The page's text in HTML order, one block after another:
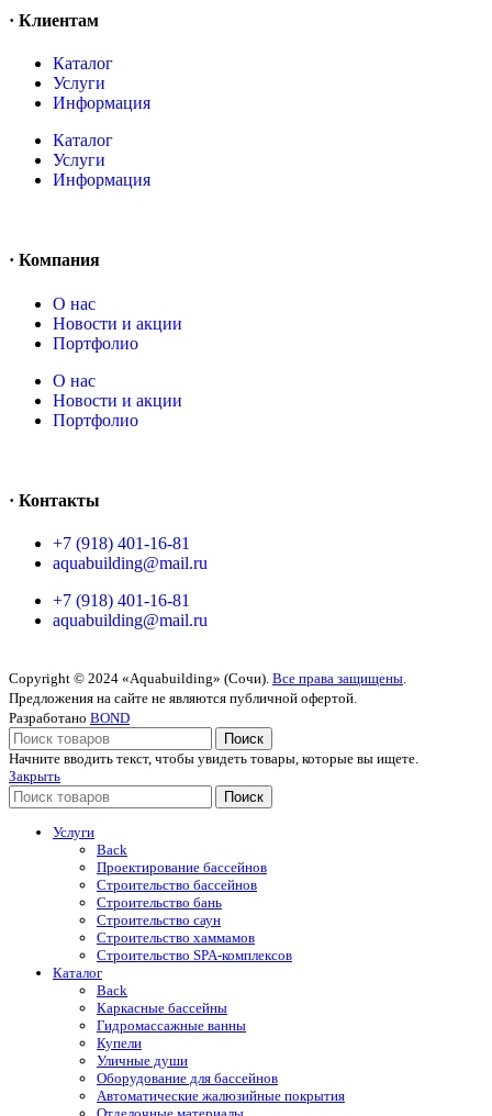
· Клиентам
Каталог
Услуги
Информация
Каталог
Услуги
Информация
· Компания
O нас
Новости и акции
Портфолио
O нас
Новости и акции
Портфолио
· Контакты
+7 (918) 401-16-81
aquabuilding@mail.ru
+7 (918) 401-16-81
aquabuilding@mail.ru
Copyright © 2024 «Aquabuilding» (Сочи). Все права защищены.
Предложения на сайте не являются публичной офертой.
Разработано BOND
Поиск
Начните вводить текст, чтобы увидеть товары, которые вы ищете.
Закрыть
Поиск
Услуги
Back
Проектирование бассейнов
Строительство бассейнов
Строительство бань
Строительство саун
Строительство хаммамов
Строительство SPA-комплексов
Каталог
Back
Каркасные бассейны
Гидромассажные ванны
Купели
Уличные души
Оборудование для бассейнов
Автоматические жалюзийные покрытия